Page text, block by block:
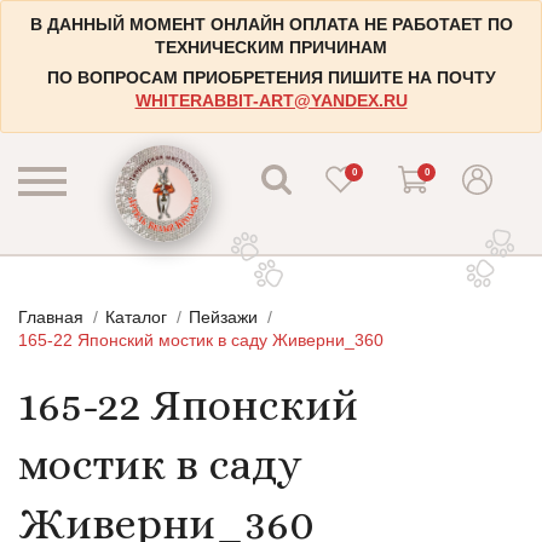
В ДАННЫЙ МОМЕНТ ОНЛАЙН ОПЛАТА НЕ РАБОТАЕТ ПО
ТЕХНИЧЕСКИМ ПРИЧИНАМ
ПО ВОПРОСАМ ПРИОБРЕТЕНИЯ ПИШИТЕ НА ПОЧТУ
WHITERABBIT-ART@YANDEX.RU
0 0
Пейзажи
Цветы и растения
Натюрморты
Натюрморты с винными бутылками
КОНТАКТЫ
НОВОСТИ
БЛОГ
ИНФОРМАЦИЯ
Главная Каталог
Пейзажи
165-22 Японский мостик в саду Живерни_360
165-22 Японский
мостик в саду
Живерни_360